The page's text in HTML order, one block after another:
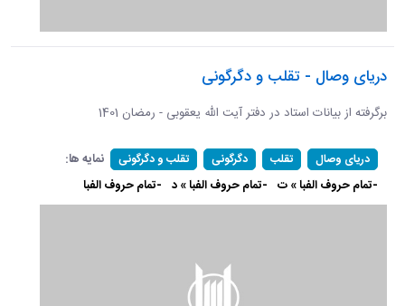
دریای وصال - تقلب و دگرگونی
برگرفته از بیانات استاد در دفتر آیت الله یعقوبی - رمضان 1401
دریای وصال تقلب دگرگونی تقلب و دگرگونی
نمایه ها:
-تمام حروف الفبا » ت -تمام حروف الفبا » د -تمام حروف الفبا